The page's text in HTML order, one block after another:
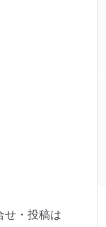
せ・投稿は